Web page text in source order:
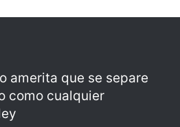
amerita que se separe
como cualquier